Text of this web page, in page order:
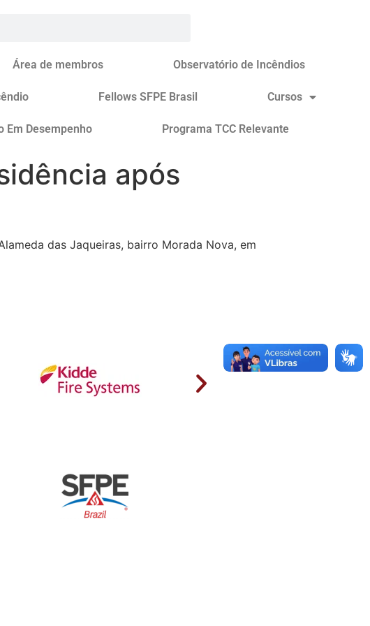
Área de membros Observatório de Incêndios
Fellows SFPE Brasil Cursos
Em Desempenho Programa TCC Relevante
após
das Jaqueiras, bairro Morada Nova, em